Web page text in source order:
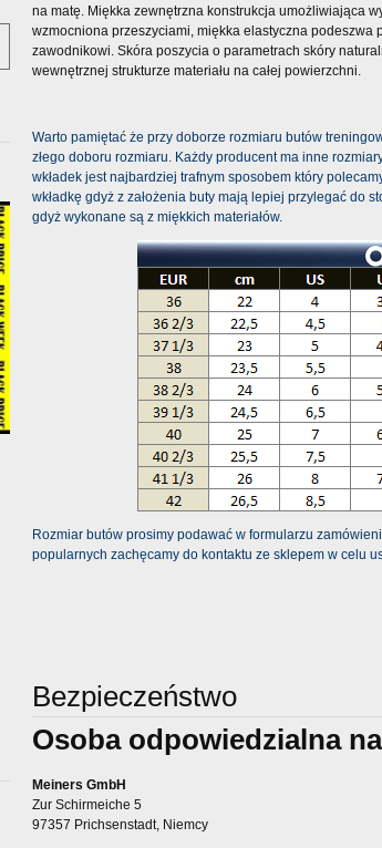
R: XL - T16 Męski dres treningowy
ADIDAS -blue-white
do koszyka
na matę. Miękka zewnętrzna konstrukcja umożliwiająca
wzmocniona przeszyciami, miękka elastyczna podeszwa
zawodnikowi. Skóra poszycia o parametrach skóry
wewnętrznej strukturze materiału na całej powierzchni.
Warto pamiętać że przy doborze rozmiaru butów
złego doboru rozmiaru. Każdy producent ma inne
wkładek jest najbardziej trafnym sposobem który
wkładkę gdyż z założenia buty mają lepiej przylegać do
gdyż wykonane są z miękkich materiałów.
Rozmiar butów prosimy podawać w formularzu
popularnych zachęcamy do kontaktu ze sklepem w celu
Bezpieczeństwo
Osoba odpowiedzialna
Meiners GmbH
Zur Schirmeiche 5
97357 Prichsenstadt, Niemcy